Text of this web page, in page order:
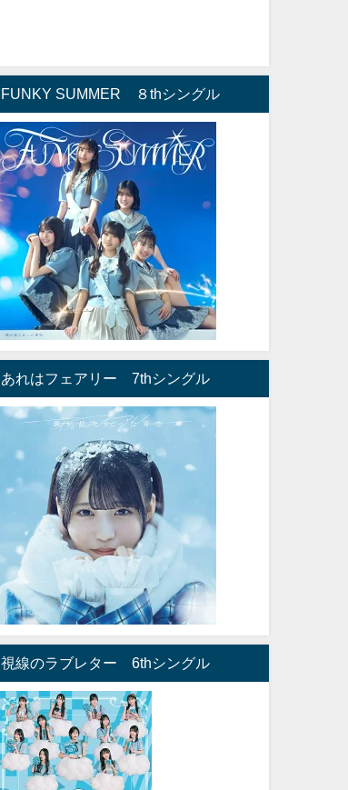
FUNKY SUMMER ８thシングル
あれはフェアリー 7thシングル
視線のラブレター 6thシングル